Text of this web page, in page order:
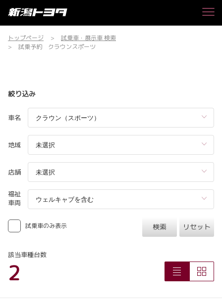
トップページ
試乗車・展示車 検索
試乗予約 クラウンスポーツ
絞り込み
車名
地域
店舗
福祉
車両
試乗車のみ表示 検索 リセット
該当車種台数
2